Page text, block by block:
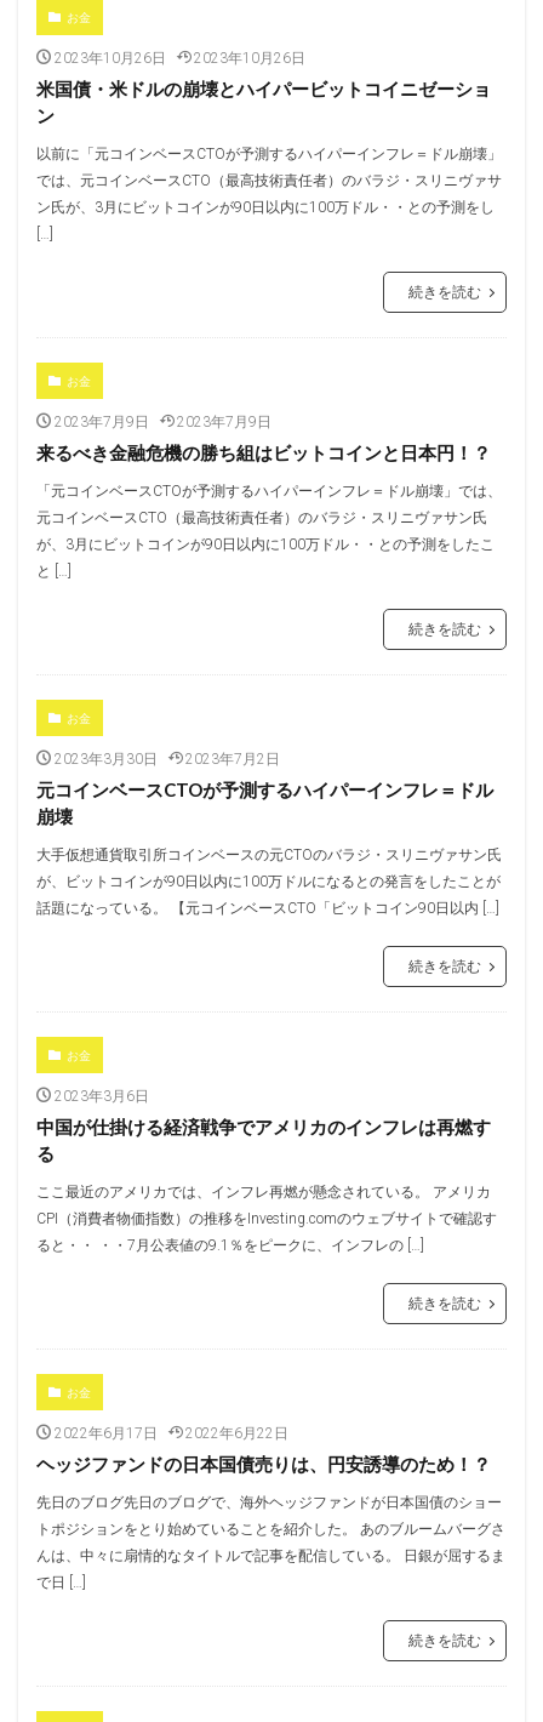
お金
2023年10月26日 2023年10月26日
米国債・米ドルの崩壊とハイパービットコイニゼーショ
ン
以前に「元コインベースCTOが予測するハイパーインフレ＝ドル崩壊」
では、元コインベースCTO（最高技術責任者）のバラジ・スリニヴァサ
ン氏が、3月にビットコインが90日以内に100万ドル・・との予測をし
[…]
続きを読む
お金
2023年7月9日 2023年7月9日
来るべき金融危機の勝ち組はビットコインと日本円！？
「元コインベースCTOが予測するハイパーインフレ＝ドル崩壊」では、
元コインベースCTO（最高技術責任者）のバラジ・スリニヴァサン氏
が、3月にビットコインが90日以内に100万ドル・・との予測をしたこ
と […]
続きを読む
お金
2023年3月30日 2023年7月2日
元コインベースCTOが予測するハイパーインフレ＝ドル
崩壊
大手仮想通貨取引所コインベースの元CTOのバラジ・スリニヴァサン氏
が、ビットコインが90日以内に100万ドルになるとの発言をしたことが
話題になっている。 【元コインベースCTO「ビットコイン90日以内 […]
続きを読む
お金
2023年3月6日
中国が仕掛ける経済戦争でアメリカのインフレは再燃す
る
ここ最近のアメリカでは、インフレ再燃が懸念されている。 アメリカ
CPI（消費者物価指数）の推移をInvesting.comのウェブサイトで確認す
ると・・ ・・7月公表値の9.1％をピークに、インフレの […]
続きを読む
お金
2022年6月17日 2022年6月22日
ヘッジファンドの日本国債売りは、円安誘導のため！？
先日のブログ先日のブログで、海外ヘッジファンドが日本国債のショー
トポジションをとり始めていることを紹介した。 あのブルームバーグさ
んは、中々に扇情的なタイトルで記事を配信している。 日銀が屈するま
で日 […]
続きを読む